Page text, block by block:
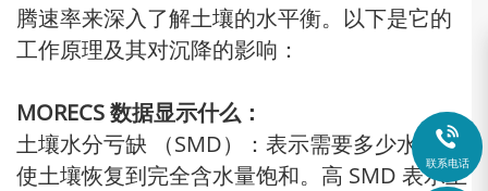
腾速率来深入了解土壤的水平衡。以下是它的
工作原理及其对沉降的影响：
MORECS 数据显示什么：
土壤水分亏缺 （SMD）：表示需要多少水才能
使土壤恢复到完全含水量饱和。高 SMD 表示土

联系电话